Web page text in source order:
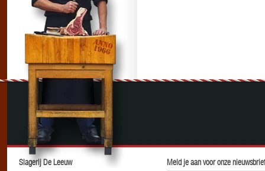
Slagerij De Leeuw Meld je aan voor onze